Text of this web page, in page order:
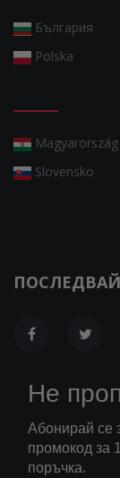
България
Polska
Magyarország
Slovensko
Не
Абонирай се
промокод за
поръчка.